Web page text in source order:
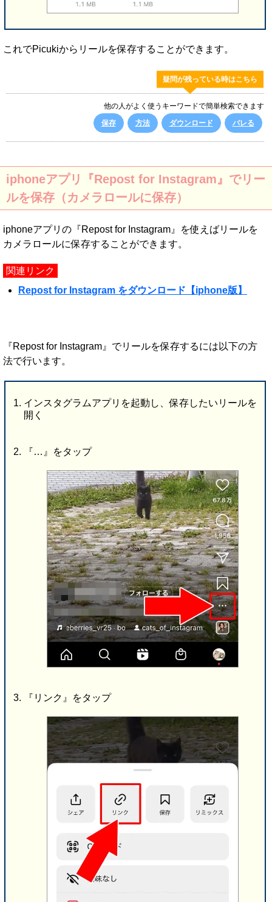
これでPicukiからリールを保存することができます。
疑問が残っている時はこちら
他の人がよく使うキーワードで簡単検索できます
保存
方法 ダウンロード バレる
iphoneアプリ『Repost for Instagram』でリー
ルを保存（カメラロールに保存）
iphoneアプリの『Repost for Instagram』を使えばリールを
カメラロールに保存することができます。
関連リンク
Repost for Instagram をダウンロード【iphone版】
『Repost for Instagram』でリールを保存するには以下の方
法で行います。
インスタグラムアプリを起動し、保存したいリールを
開く
『…』をタップ
『リンク』をタップ